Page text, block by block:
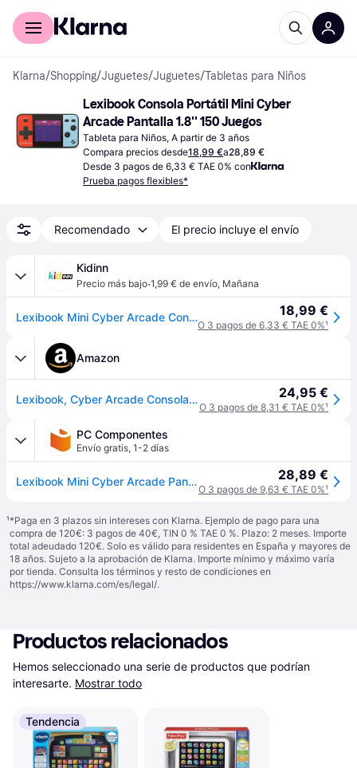
Comprar con Klarna
Klarna/Shopping/Juguetes/Juguetes/Tabletas para Niños
Lexibook Consola Portátil Mini Cyber
Arcade Pantalla 1.8'' 150 Juegos
Tableta para Niños, A partir de 3 años
Compara precios desde18,99 €a28,89 €
Desde 3 pagos de 6,33 € TAE 0% con
Prueba pagos flexibles*
Recomendado El precio incluye el envío
Kidinn
Precio más bajo·1,99 € de envío, Mañana
Lexibook Mini Cyber Arcade Console Pocket Multicolor Niños 18,99 €
O 3 pagos de 6,33 € TAE 0%¹
Amazon
Lexibook, Cyber Arcade Consola de Bolsillo, JL1895 24,95 €
O 3 pagos de 8,31 € TAE 0%¹
PC Componentes
Envío gratis, 1-2 días
Lexibook Mini Cyber Arcade Pantalla 1.8'' 150 Juegos 28,89 €
O 3 pagos de 9,63 € TAE 0%¹
¹*Paga en 3 plazos sin intereses con Klarna. Ejemplo de pago para una
compra de 120€: 3 pagos de 40€, TIN 0 % TAE 0 %. Plazo: 2 meses. Importe
total adeudado 120€. Solo es válido para residentes en España y mayores de
18 años. Sujeto a la aprobación de Klarna. Importe mínimo y máximo varía
por tienda. Consulta los términos y resto de condiciones en
https://www.klarna.com/es/legal/.
Productos relacionados
Hemos seleccionado una serie de productos que podrían
interesarte. Mostrar todo
Tendencia